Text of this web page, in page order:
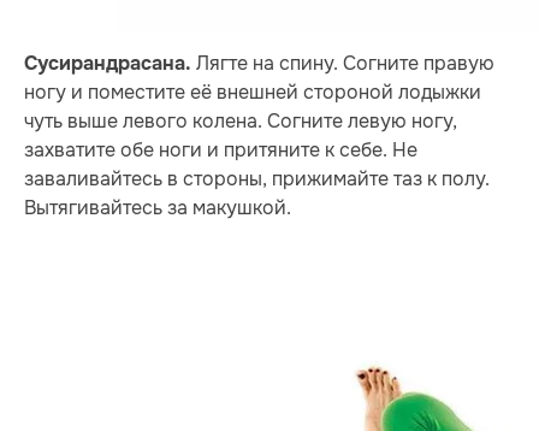
Сусирандрасана. Лягте на спину. Согните правую
ногу и поместите её внешней стороной лодыжки
чуть выше левого колена. Согните левую ногу,
захватите обе ноги и притяните к себе. Не
заваливайтесь в стороны, прижимайте таз к полу.
Вытягивайтесь за макушкой.